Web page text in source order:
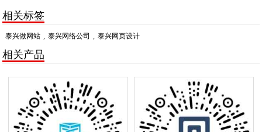
相关标签
泰兴做网站 泰兴网络公司 泰兴网页设计
相关产品